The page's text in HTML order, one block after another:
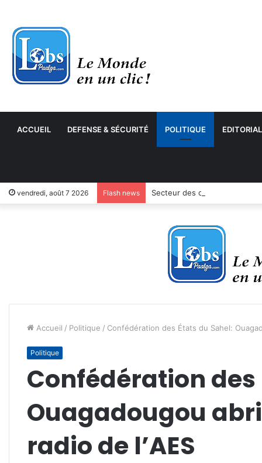
ACCUEIL DEFENSE & SÉCURITÉ POLITIQUE EDITORIAL
vendredi, août 7 2026 Flash news Secteur des cycles et
Accueil / Politique / Confédération des États du Sahel:
Politique
Confédération des
Ouagadougou
radio de l’AES